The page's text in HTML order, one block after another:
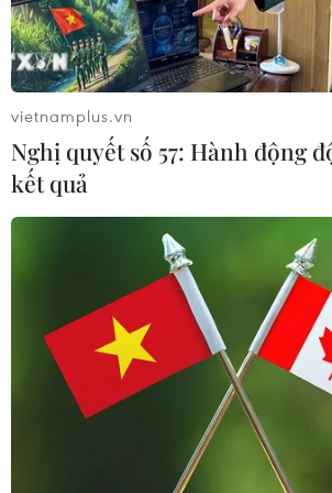
mẽ.
Từ sau Chiến dịch Hòa Bình, chủ
vào vùng địch hậu, thực hiện
kéo khối chủ lực cơ động đối
Trên chiến trường rừng núi, ta
Tây Bắc (10/1952-12/1952), giải
vực rộng lớn, tạo căn cứ địa mới
căn cứ địa Việt Bắc. Tiếp đó,
hợp với quân đội Pathet Lào mở
Thượng Lào (tháng Tư đến tháng
1953), tiến công giải phóng Sầm
Cho đến giữa năm 1953, thế trận
nhân dân của ta đã căng kéo lực
Pháp trên nhiều khu vực, khiến
vietnamplus.vn
Nghị quyết số 57: Hành động
kết quả